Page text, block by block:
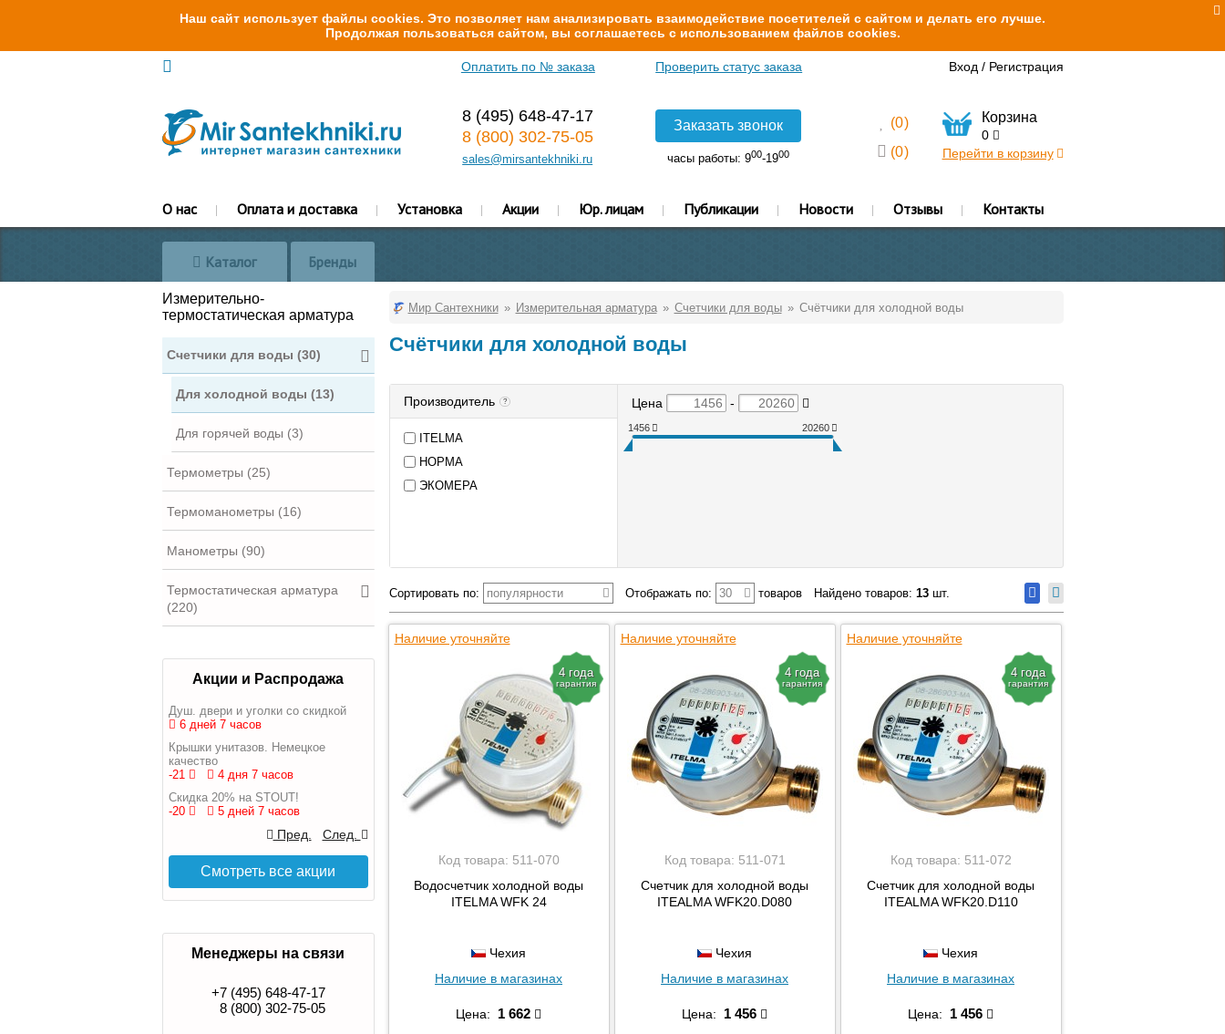
Наш сайт использует файлы cookies. Это позволяет нам анализировать взаимодействие посетителей с сайтом и делать его лучше.
Продолжая пользоваться сайтом, вы соглашаетесь с использованием файлов cookies.
Оплатить по № заказа Проверить статус заказа Вход / Регистрация
8 (495) 648-47-17
8 (800) 302-75-05
sales@mirsantekhniki.ru
Заказать звонок
часы работы: 900-1900
(0)
(0)
Корзина
0
Перейти в корзину
О нас Оплата и доставка Установка Акции Юр. лицам Публикации Новости Отзывы Контакты
Каталог Бренды
Измерительно-
термостатическая арматура
Счетчики для воды (30)
Для холодной воды (13)
Для горячей воды (3)
Термометры (25)
Термоманометры (16)
Манометры (90)
Термостатическая арматура
(220)
Акции и Распродажа
Душ. двери и уголки со скидкой
6 дней 7 часов
Крышки унитазов. Немецкое
качество
-21
4 дня 7 часов
Скидка 20% на STOUT!
-20
5 дней 7 часов
Пред. След.
Смотреть все акции
Менеджеры на связи
+7 (495) 648-47-17
8 (800) 302-75-05
Мир Сантехники Измерительная арматура Счетчики для воды Счётчики для холодной воды
Счётчики для холодной воды
Производитель ?
ITELMA
НОРМА
ЭКОМЕРА
Цена -
1456 20260
Сортировать по: популярности Отображать по: 30 товаров Найдено товаров: 13шт.
Наличие уточняйте
4 года
гарантия
Код товара: 511-070
Водосчетчик холодной воды
ITELMA WFK 24
Чехия
Наличие в магазинах
Цена: 1 662
Наличие уточняйте
4 года
гарантия
Код товара: 511-071
Счетчик для холодной воды
ITEALMA WFK20.D080
Чехия
Наличие в магазинах
Цена: 1 456
Наличие уточняйте
4 года
гарантия
Код товара: 511-072
Счетчик для холодной воды
ITEALMA WFK20.D110
Чехия
Наличие в магазинах
Цена: 1 456